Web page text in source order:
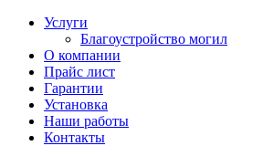
Услуги
Благоустройство могил
О компании
Прайс лист
Гарантии
Установка
Наши работы
Контакты